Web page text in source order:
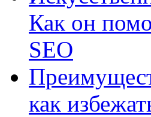
Как он
SEO
как